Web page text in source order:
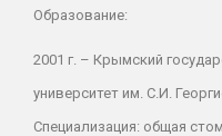
Образование:
2001 г. – Крымский
университет им. С.И.
Специализация: общая